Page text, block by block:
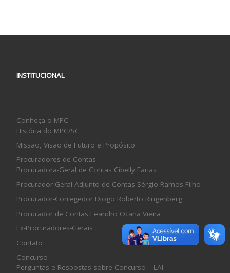
INSTITUCIONAL
Conheça o MPC
História do MPC/SC
Missão, Visão de Futuro e Propósito
Procuradores de Contas
Procuradora-Geral de Contas Cibelly Farias
Procurador-Geral Adjunto de Contas Sérgio Ramos Filho
Procurador-Corregedor Diogo Roberto Ringenberg
Procurador de Contas Leandro Ocaña Vieira
Ex-Procuradores-Gerais
Contato
Concurso
Perguntas e Respostas sobre Concurso – LAI